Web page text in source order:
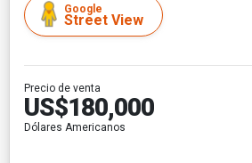
Google
Street View
Precio de venta
US$180,000
Dólares Americanos